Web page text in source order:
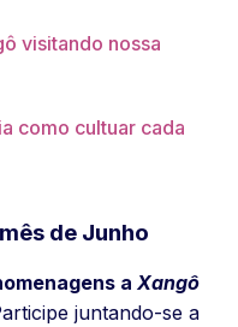
visitando nossa
como cultuar cada
de Junho
a Xangô
juntando-se a